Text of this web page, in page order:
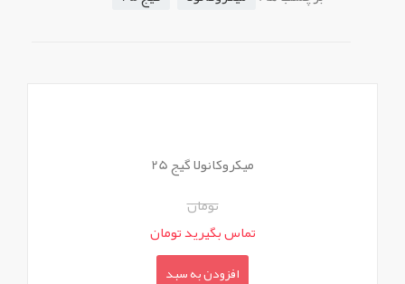
میکروکانولا گیج 25
تومان
تماس بگیرید تومان
افزودن به سبد